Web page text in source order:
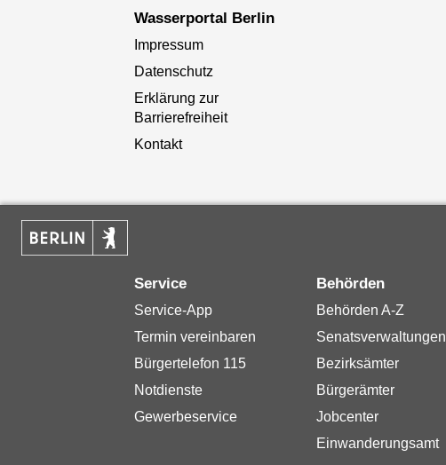
Wasserportal Berlin
Impressum
Datenschutz
Erklärung zur
Barrierefreiheit
Kontakt
Service
Service-App
Termin vereinbaren
Bürgertelefon 115
Notdienste
Gewerbeservice
Behörden
Behörden A-Z
Senatsverwaltungen
Bezirksämter
Bürgerämter
Jobcenter
Einwanderungsamt